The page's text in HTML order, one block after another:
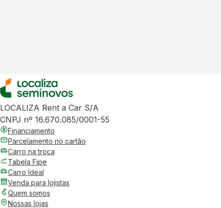
LOCALIZA Rent a Car S/A
CNPJ nº 16.670.085/0001-55
Financiamento
Parcelamento no cartão
Carro na troca
Tabela Fipe
Carro Ideal
Venda para lojistas
Quem somos
Nossas lojas